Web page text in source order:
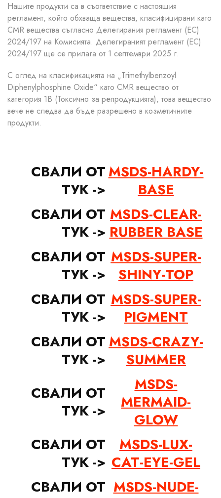
Нашите продукти са в съответствие с настоящия
регламент, който обхваща вещества, класифицирани като
CMR вещества съгласно Делегирания регламент (ЕС)
2024/197 на Комисията. Делегираният регламент (ЕС)
2024/197 ще се прилага от 1 септември 2025 г.
С оглед на класификацията на „Trimethylbenzoyl
Diphenylphosphine Oxide“ като CMR вещество от
категория 1B (Токсично за репродукцията), това вещество
вече не следва да бъде разрешено в козметичните
продукти.
СВАЛИ ОТ
ТУК ->
MSDS-HARDY-
BASE
СВАЛИ ОТ
ТУК ->
MSDS-CLEAR-
RUBBER BASE
СВАЛИ ОТ
ТУК ->
MSDS-SUPER-
SHINY-TOP
СВАЛИ ОТ
ТУК ->
MSDS-SUPER-
PIGMENT
СВАЛИ ОТ
ТУК ->
MSDS-CRAZY-
SUMMER
СВАЛИ ОТ
ТУК ->
MSDS-
MERMAID-
GLOW
СВАЛИ ОТ
ТУК ->
MSDS-LUX-
CAT-EYE-GEL
СВАЛИ ОТ MSDS-NUDE-